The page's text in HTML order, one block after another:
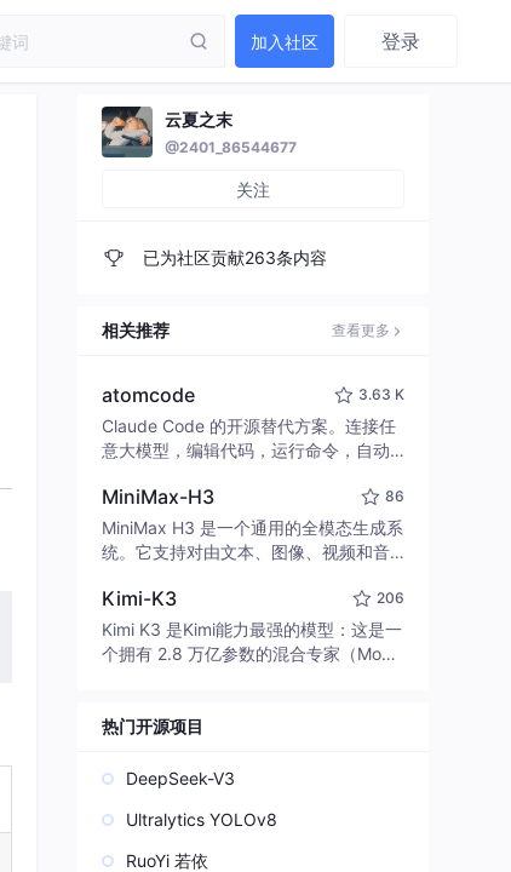
加入社区 登录
云夏之末
@2401_86544677
关注
已为社区贡献263条内容
相关推荐 查看更多
atomcode 3.63 K
Claude Code 的开源替代方案。连接任
意大模型，编辑代码，运行命令，自动
致性能。 ｜ An open-source alternativ
e to Claude Code. Connect any LLM,
edit code, run commands, and verify
MiniMax-H3 86
MiniMax H3 是一个通用的全模态生成系
统。它支持对由文本、图像、视频和音
并能生成分辨率高达 2K、时长可达 15
秒的带原生立体声音频的视频。得益于
面向任务泛化的系统设计，H3 在预训练
模态指令。
Kimi-K3 206
Kimi K3 是Kimi能力最强的模型：这是一
个拥有 2.8 万亿参数的混合专家（Mo
热门开源项目
DeepSeek-V3
Ultralytics YOLOv8
RuoYi 若依